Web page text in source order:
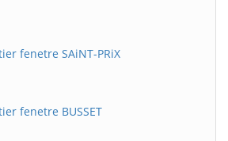
fenetre SAiNT-PRiX
fenetre BUSSET